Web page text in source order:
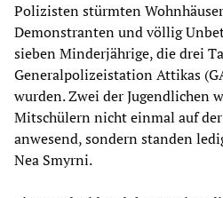
Polizisten stürmten
Demonstranten und völlig
sieben Minderjährige, die drei
Generalpolizeistation Attikas
wurden. Zwei der Jugendlichen
Mitschülern nicht einmal auf
anwesend, sondern standen
Nea Smyrni.